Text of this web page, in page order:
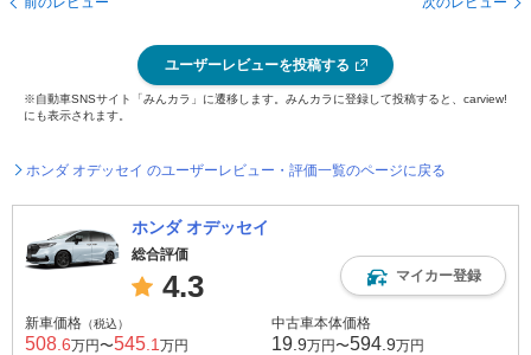
ユーザーレビューを投稿する
※自動車SNSサイト「みんカラ」に遷移します。みんカラに登録して投稿すると、carview!
にも表示されます。
ホンダ オデッセイ のユーザーレビュー・評価一覧のページに戻る
ホンダ オデッセイ
総合評価
4.3 マイカー登録
新車価格 （税込）
508 .6万円〜545 .1 万円
中古車本体価格
19 .9万円〜594 .9万円